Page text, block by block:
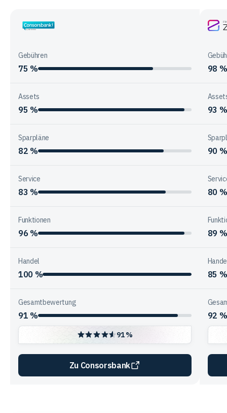
Gebühren
75 % 98 %
Assets
95 % 93 %
Sparpläne
82 % 90 %
Service
83 % 80 %
Funktionen
96 % 89 %
Handel
100 % 85 %
Gesamtbewertung
91 %
91 %
Zu Consorsbank
92 %